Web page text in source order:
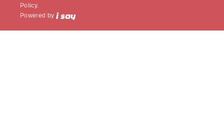
Policy.
Powered by